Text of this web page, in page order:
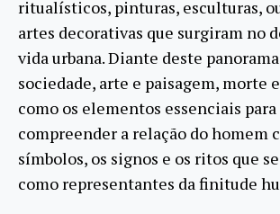
ritualísticos, pinturas, esculturas,
artes decorativas que surgiram no
vida urbana. Diante deste
sociedade, arte e paisagem, morte
como os elementos essenciais para
compreender a relação do homem
símbolos, os signos e os ritos que
como representantes da finitude